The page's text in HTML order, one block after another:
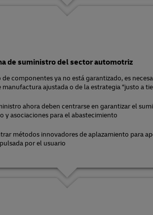
de suministro del sector automotriz
componentes ya no está garantizado, es
manufactura ajustada o de la estrategia “justo a
ahora deben centrarse en garantizar el
y asociaciones para el abastecimiento
métodos innovadores de aplazamiento para
por el usuario